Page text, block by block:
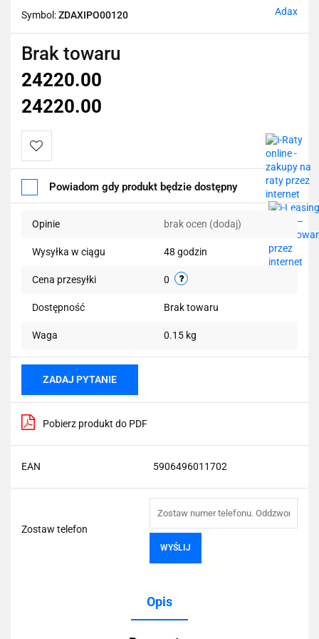
Symbol:ZDAXIPO00120 Adax
Brak towaru
24220.00
24220.00
Do
przechowalni
Powiadom gdy produkt będzie dostępny
Opinie brak ocen (dodaj)
Wysyłka w ciągu 48 godzin
Cena przesyłki 0
Dostępność Brak towaru
Waga 0.15 kg
ZADAJ PYTANIE
Pobierz produkt do PDF
EAN 5906496011702
Zostaw telefon
WYŚLIJ
Opis